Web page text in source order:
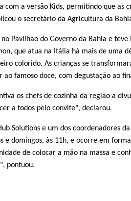
com a versão Kids, permitindo que
o secretário da Agricultura da
Pavilhão do Governo da Bahia e
que atua na Itália há mais de uma
colorido. As crianças se
famoso doce, com degustação ao
os chefs de cozinha da região a
a todos pelo convite", declarou.
Solutions e um dos coordenadores
e domingos, às 11h, e ocorre em
de colocar a mão na massa e
pontuou.